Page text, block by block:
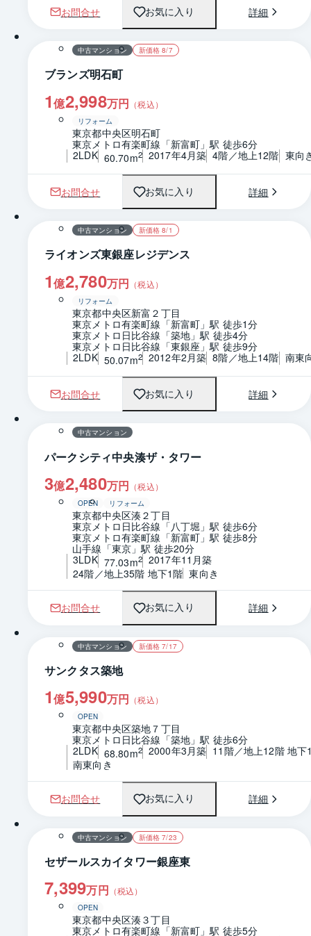
お問合せ お気に入り 詳細
1 / 0 間取り
中古マンション 新価格 8/7
ブランズ明石町
1億2,998万円 （税込）
リフォーム
東京都中央区明石町
東京メトロ有楽町線「新富町」駅 徒歩6分
2LDK 60.70m2 2017年4月築 4階／地上12階 東向
お問合せ お気に入り 詳細
1 / 0 間取り
中古マンション 新価格 8/1
ライオンズ東銀座レジデンス
1億2,780万円 （税込）
リフォーム
東京都中央区新富２丁目
東京メトロ有楽町線「新富町」駅 徒歩1分
東京メトロ日比谷線「築地」駅 徒歩4分
東京メトロ日比谷線「東銀座」駅 徒歩9分
2LDK 50.07m2 2012年2月築 8階／地上14階 南東
お問合せ お気に入り 詳細
1 / 0 間取り
中古マンション
パークシティ中央湊ザ・タワー
3億2,480万円 （税込）
OPEN リフォーム
東京都中央区湊２丁目
東京メトロ日比谷線「八丁堀」駅 徒歩6分
東京メトロ有楽町線「新富町」駅 徒歩8分
山手線「東京」駅 徒歩20分
3LDK 77.03m2 2017年11月築
24階／地上35階 地下1階 東向き
お問合せ お気に入り 詳細
1 / 0 間取り
中古マンション 新価格 7/17
サンクタス築地
1億5,990万円 （税込）
OPEN
東京都中央区築地７丁目
東京メトロ日比谷線「築地」駅 徒歩6分
2LDK 68.80m2 2000年3月築 11階／地上12階 地下
南東向き
お問合せ お気に入り 詳細
1 / 0 間取り
中古マンション 新価格 7/23
セザールスカイタワー銀座東
7,399万円 （税込）
OPEN
東京都中央区湊３丁目
東京メトロ有楽町線「新富町」駅 徒歩5分